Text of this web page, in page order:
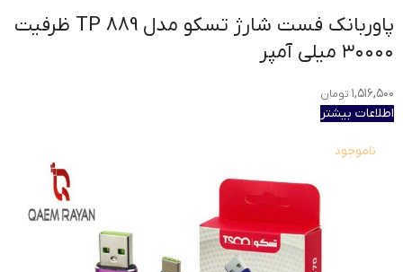
پاوربانک فست شارژ تسکو مدل TP 889 ظرفیت
۳۰۰۰۰ میلی آمپر
۱,۵۱۶,۵۰۰ تومان
اطلاعات بیشتر
ناموجود